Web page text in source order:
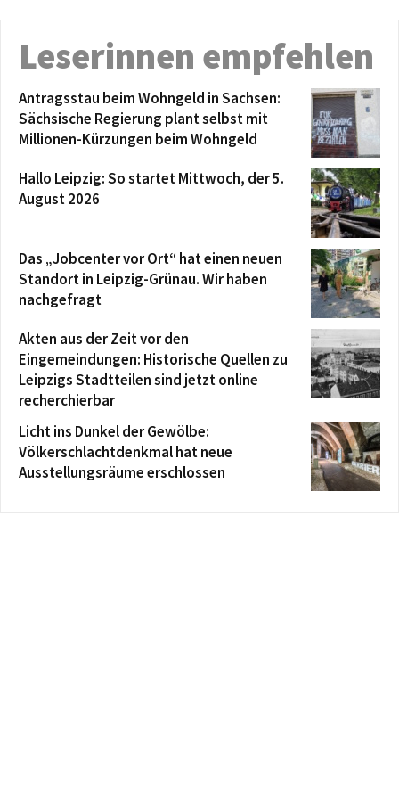
Leserinnen empfehlen
Antragsstau beim Wohngeld in Sachsen:
Sächsische Regierung plant selbst mit
Millionen-Kürzungen beim Wohngeld
Hallo Leipzig: So startet Mittwoch, der 5.
August 2026
Das „Jobcenter vor Ort“ hat einen neuen
Standort in Leipzig-Grünau. Wir haben
nachgefragt
Akten aus der Zeit vor den
Eingemeindungen: Historische Quellen zu
Leipzigs Stadtteilen sind jetzt online
recherchierbar
Licht ins Dunkel der Gewölbe:
Völkerschlachtdenkmal hat neue
Ausstellungsräume erschlossen